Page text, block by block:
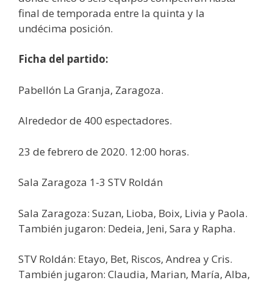
final de temporada entre la quinta y la
undécima posición.
Ficha del partido:
Pabellón La Granja, Zaragoza.
Alrededor de 400 espectadores.
23 de febrero de 2020. 12:00 horas.
Sala Zaragoza 1-3 STV Roldán
Sala Zaragoza: Suzan, Lioba, Boix, Livia y Paola.
También jugaron: Dedeia, Jeni, Sara y Rapha.
STV Roldán: Etayo, Bet, Riscos, Andrea y Cris.
También jugaron: Claudia, Marian, María, Alba,